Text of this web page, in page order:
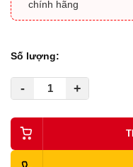
chính hãng
Số lượng:
- +